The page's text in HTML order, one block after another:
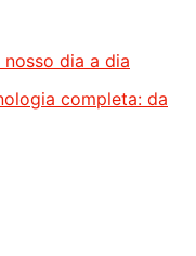
dia a dia
completa: da